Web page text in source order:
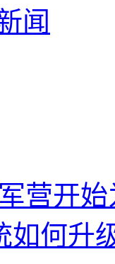
闻
营开
如何升